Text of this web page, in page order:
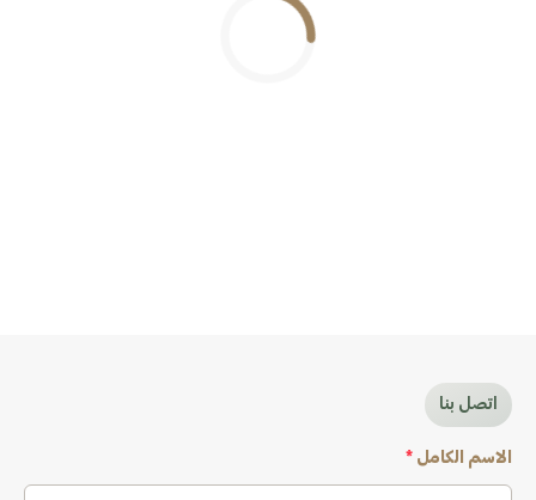
اتصل بنا
الاسم الكامل *